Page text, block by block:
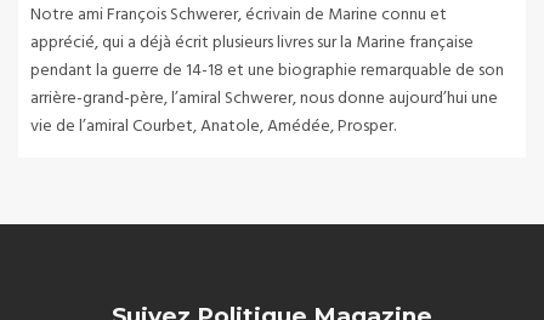
Notre ami François Schwerer, écrivain de Marine connu et
apprécié, qui a déjà écrit plusieurs livres sur la Marine française
pendant la guerre de 14-18 et une biographie remarquable de son
arrière-grand-père, l’amiral Schwerer, nous donne aujourd’hui une
vie de l’amiral Courbet, Anatole, Amédée, Prosper.